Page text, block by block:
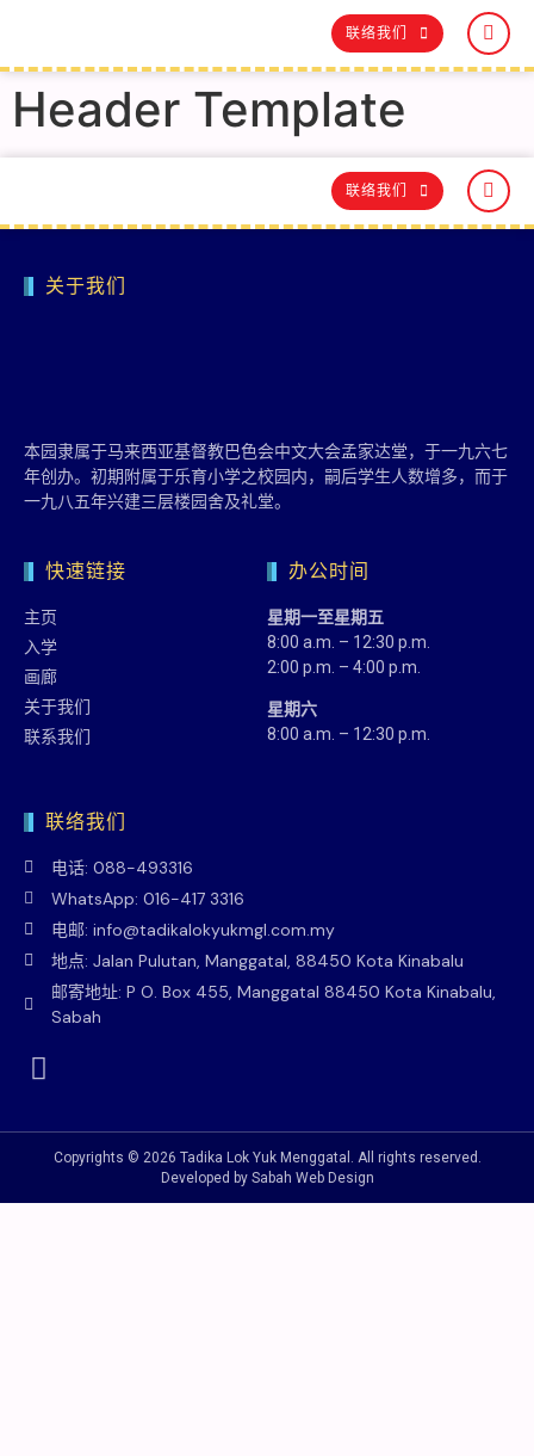
联络我们
Header Template
联络我们
关于我们
本园隶属于马来西亚基督教巴色会中文大会孟家达堂，于一九六七
年创办。初期附属于乐育小学之校园内，嗣后学生人数增多，而于
一九八五年兴建三层楼园舍及礼堂。
快速链接
主页
入学
画廊
关于我们
联系我们
办公时间
星期一至星期五
8:00 a.m. – 12:30 p.m.
2:00 p.m. – 4:00 p.m.
星期六
8:00 a.m. – 12:30 p.m.
联络我们
电话: 088-493316
WhatsApp: 016-417 3316
电邮: info@tadikalokyukmgl.com.my
地点: Jalan Pulutan, Manggatal, 88450 Kota Kinabalu
邮寄地址: P O. Box 455, Manggatal 88450 Kota Kinabalu,
Sabah
Copyrights © 2026 Tadika Lok Yuk Menggatal. All rights reserved.
Developed by Sabah Web Design